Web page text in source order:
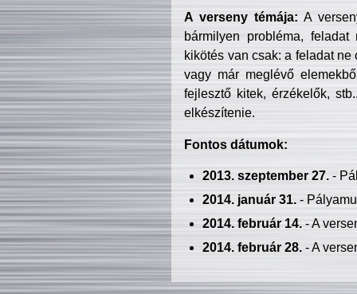
A verseny témája: A
bármilyen probléma, feladat
kikötés van csak: a feladat
vagy már meglévő
fejlesztő kitek, érzékelők,
elkészítenie.
Fontos dátumok:
2013. szeptember 27.-
2014. január 31.-
2014. február 14.- A
2014. február 28.- A